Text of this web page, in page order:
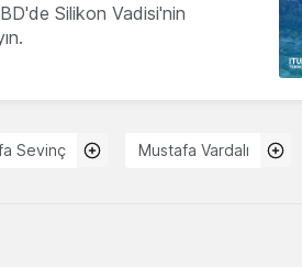
Silikon Vadisi'nin
Sevinç Mustafa Vardalı